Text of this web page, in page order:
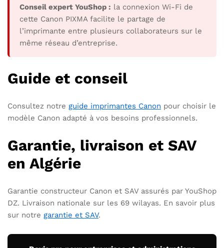
Conseil expert YouShop : la connexion Wi-Fi de
cette Canon PIXMA facilite le partage de
l’imprimante entre plusieurs collaborateurs sur le
même réseau d’entreprise.
Guide et conseil
Consultez notre guide imprimantes Canon pour choisir le
modèle Canon adapté à vos besoins professionnels.
Garantie, livraison et SAV
en Algérie
Garantie constructeur Canon et SAV assurés par YouShop
DZ. Livraison nationale sur les 69 wilayas. En savoir plus
sur notre garantie et SAV.